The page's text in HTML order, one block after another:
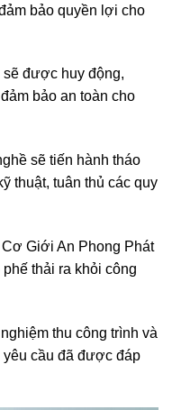
bảo quyền lợi cho
được huy động,
bảo an toàn cho
sẽ tiến hành tháo
thuật, tuân thủ các quy
Giới An Phong Phát
thải ra khỏi công
thu công trình và
yêu cầu đã được đáp